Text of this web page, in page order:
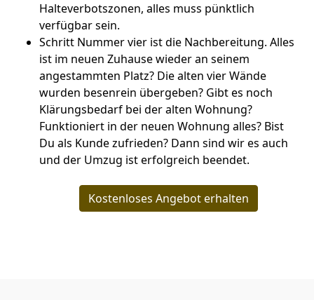
Halteverbotszonen, alles muss pünktlich
verfügbar sein.
Schritt Nummer vier ist die Nachbereitung. Alles
ist im neuen Zuhause wieder an seinem
angestammten Platz? Die alten vier Wände
wurden besenrein übergeben? Gibt es noch
Klärungsbedarf bei der alten Wohnung?
Funktioniert in der neuen Wohnung alles? Bist
Du als Kunde zufrieden? Dann sind wir es auch
und der Umzug ist erfolgreich beendet.
Kostenloses Angebot erhalten